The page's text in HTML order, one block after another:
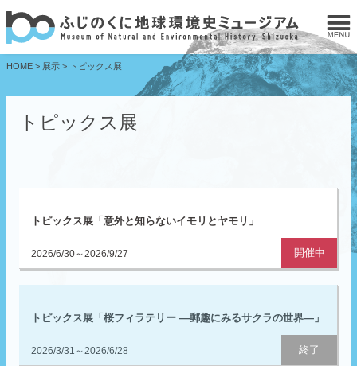
HOME > 展示 > トピックス展
トピックス展
トピックス展「意外と知らないイモリとヤモリ」
2026/6/30～2026/9/27 開催中
トピックス展「桜フィラテリー ―郵趣にみるサクラの世界―」
2026/3/31～2026/6/28 終了